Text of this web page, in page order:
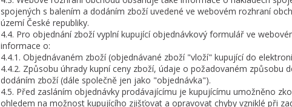
spojených s balením a dodáním zboží uvedené ve webovém rozhraní
území České republiky.
4.4. Pro objednání zboží vyplní kupující objednávkový formulář ve
informace o:
4.4.1. Objednávaném zboží (objednávané zboží "vloží" kupující do
4.4.2. Způsobu úhrady kupní ceny zboží, údaje o požadovaném
dodáním zboží (dále společně jen jako "objednávka").
4.5. Před zasláním objednávky prodávajícímu je kupujícímu umožněno
ohledem na možnost kupujícího zjišťovat a opravovat chyby vzniklé při